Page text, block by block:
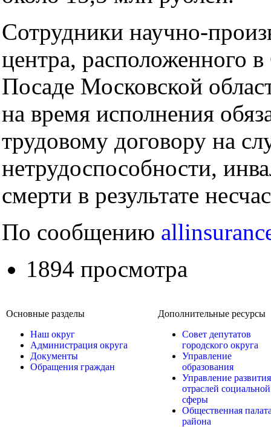
Сотрудники научно-
центра, расположенного
Посаде Московской
на время исполнения
трудовому договору на
нетрудоспособности,
смерти в результате
По сообщению
1894 просмотра
Основные разделы
Наш округ
Администрация округа
Документы
Обращения граждан
Дополнительные ресурсы
Совет депутатов
городского округа
Управление
образования
Управление развития
отраслей социальной
сферы
Общественная
района